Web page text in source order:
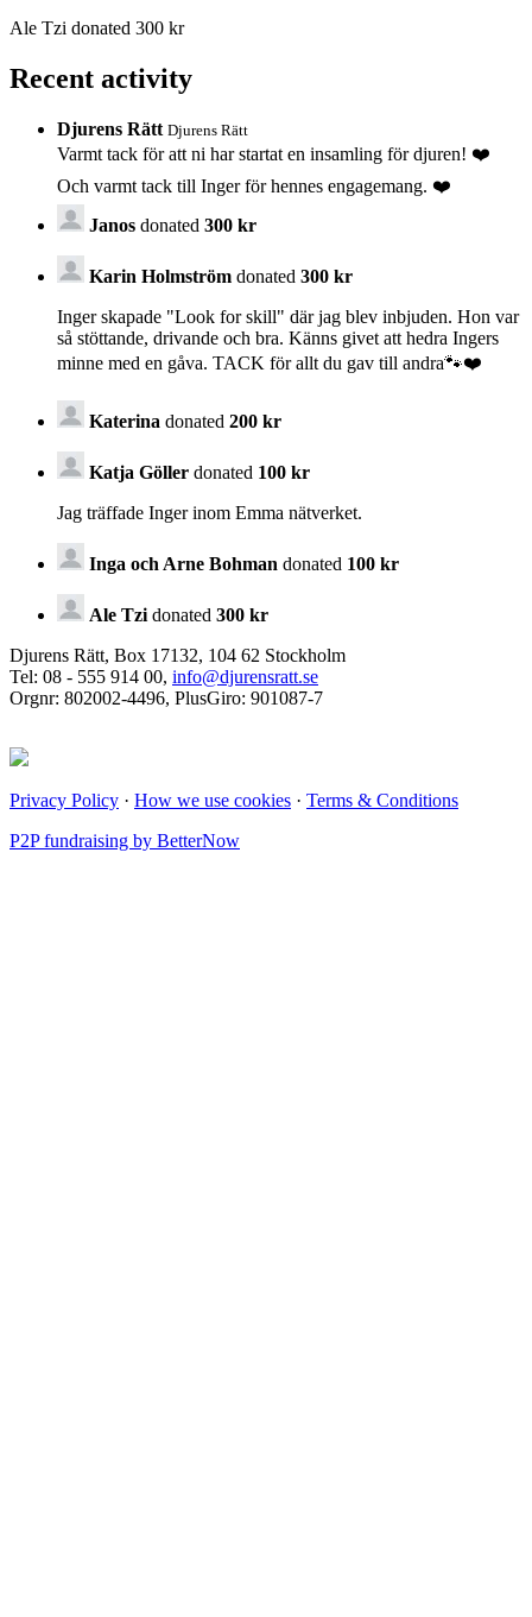
Ale Tzi donated 300 kr
Recent activity
Djurens Rätt Djurens Rätt
Varmt tack för att ni har startat en insamling för djuren! ❤️
Och varmt tack till Inger för hennes engagemang. ❤️
Janos donated 300 kr
Karin Holmström donated 300 kr
Inger skapade "Look for skill" där jag blev inbjuden. Hon var
så stöttande, drivande och bra. Känns givet att hedra Ingers
minne med en gåva. TACK för allt du gav till andra🐾❤️
Katerina donated 200 kr
Katja Göller donated 100 kr
Jag träffade Inger inom Emma nätverket.
Inga och Arne Bohman donated 100 kr
Ale Tzi donated 300 kr
Djurens Rätt, Box 17132, 104 62 Stockholm
Tel: 08 - 555 914 00, info@djurensratt.se
Orgnr: 802002-4496, PlusGiro: 901087-7
Privacy Policy · How we use cookies · Terms & Conditions
P2P fundraising by BetterNow